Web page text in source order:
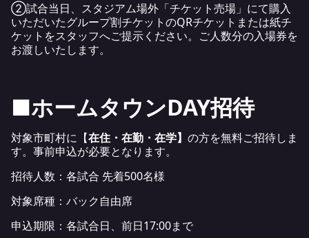
②試合当日、スタジアム場外「チケット売場」にて購入
いただいたグループ割チケットのQRチケットまたは紙チ
ケットをスタッフへご提示ください。ご人数分の入場券を
お渡しいたします。
■ホームタウンDAY招待
対象市町村に【在住・在勤・在学】 の方を無料ご招待しま
す。事前申込が必要となります。
招待人数：各試合 先着500名様
対象席種：バック自由席
申込期限：各試合日、前日17:00まで